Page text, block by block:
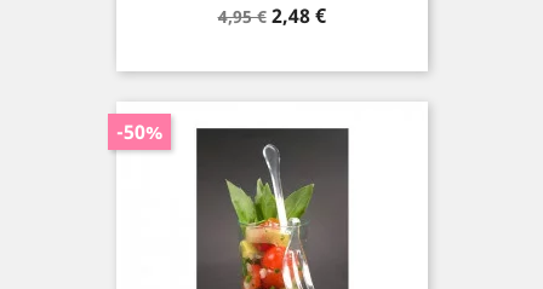
Prix
4,95 € Prix
2,48 €
-50%